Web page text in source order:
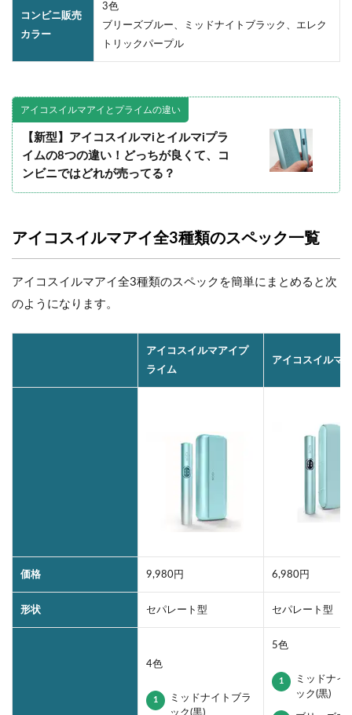
コンビニ販売
カラー
3色
ブリーズブルー、ミッドナイトブラック、エレク
トリックパープル
アイコスイルマアイとプライムの違い
【新型】アイコスイルマiとイルマiプラ
イムの8つの違い！どっちが良くて、コ
ンビニではどれが売ってる？
アイコスイルマアイ全3種類のスペック一覧
アイコスイルマアイ全3種類のスペックを簡単にまとめると次
のようになります。
アイコスイルマアイプ
ライム
アイコスイルマ
価格 9,980円 6,980円
形状 セパレート型 セパレート型
4色
ミッドナイトブラ
5色
ミッドナイ
ック(黒)